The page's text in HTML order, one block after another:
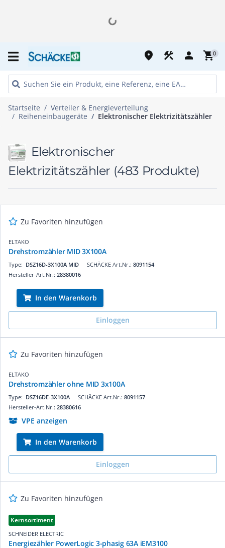
place construction person shopping_cart0
Startseite
Verteiler & Energieverteilung
Reiheneinbaugeräte
Elektronischer Elektrizitätszähler
Elektronischer
Elektrizitätszähler (483 Produkte)
Zu Favoriten hinzufügen
ELTAKO
Drehstromzähler MID 3X100A
SCHÄCKE Art.Nr.: 8091154
Type: DSZ16D-3X100A MID
Hersteller-Art.Nr.: 28380016
In den Warenkorb
Einloggen
Zu Favoriten hinzufügen
ELTAKO
Drehstromzähler ohne MID 3x100A
SCHÄCKE Art.Nr.: 8091157
Type: DSZ16DE-3X100A
Hersteller-Art.Nr.: 28380616
VPE anzeigen
In den Warenkorb
Einloggen
Zu Favoriten hinzufügen
Kernsortiment
SCHNEIDER ELECTRIC
Energiezähler PowerLogic 3-phasig 63A iEM3100